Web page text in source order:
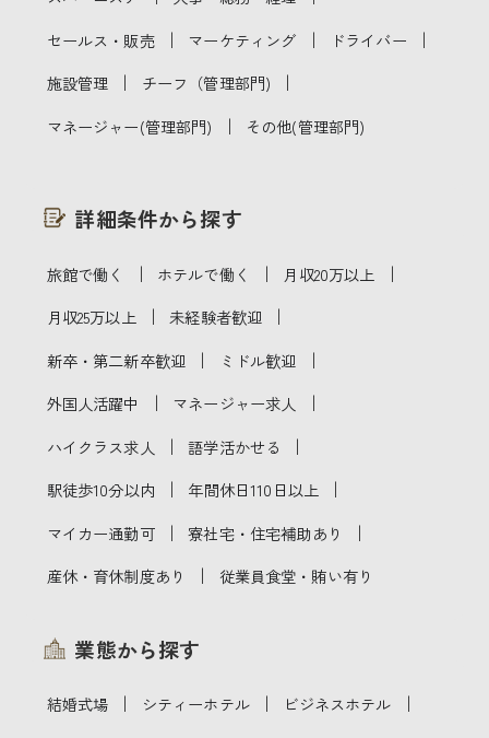
セールス・販売 ｜ マーケティング ｜ ドライバー ｜
施設管理 ｜ チーフ（管理部門) ｜
マネージャー(管理部門) ｜ その他(管理部門)
詳細条件から探す
旅館で働く ｜ ホテルで働く ｜ 月収20万以上 ｜
月収25万以上 ｜ 未経験者歓迎 ｜
新卒・第二新卒歓迎 ｜ ミドル歓迎 ｜
外国人活躍中 ｜ マネージャー求人 ｜
ハイクラス求人 ｜ 語学活かせる ｜
駅徒歩10分以内 ｜ 年間休日110日以上 ｜
マイカー通勤可 ｜ 寮社宅・住宅補助あり ｜
産休・育休制度あり ｜ 従業員食堂・賄い有り
業態から探す
結婚式場 ｜ シティーホテル ｜ ビジネスホテル ｜